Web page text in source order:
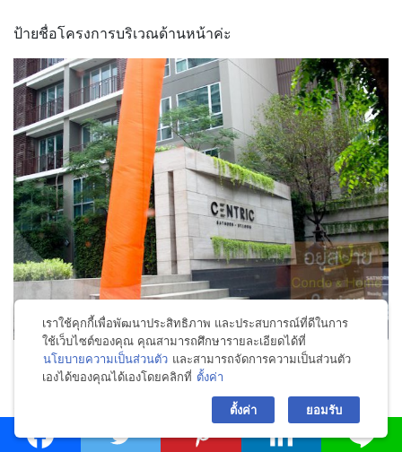
ป้ายชื่อโครงการบริเวณด้านหน้าค่ะ
มีน้ำตกบริเวณด้านหน้าโครงการด้วยค่ะ เวลาเดินแล้วได้ยิน
เสียงน้ำไหลรู้สึกร่มรื่นเป็นธรรมชาติดี
เราใช้คุกกี้เพื่อพัฒนาประสิทธิภาพ และประสบการณ์ที่ดีในการ
ใช้เว็บไซต์ของคุณ คุณสามารถศึกษารายละเอียดได้ที่
นโยบายความเป็นส่วนตัว และสามารถจัดการความเป็นส่วนตัว
เองได้ของคุณได้เองโดยคลิกที่ ตั้งค่า
ตั้งค่า ยอมรับ